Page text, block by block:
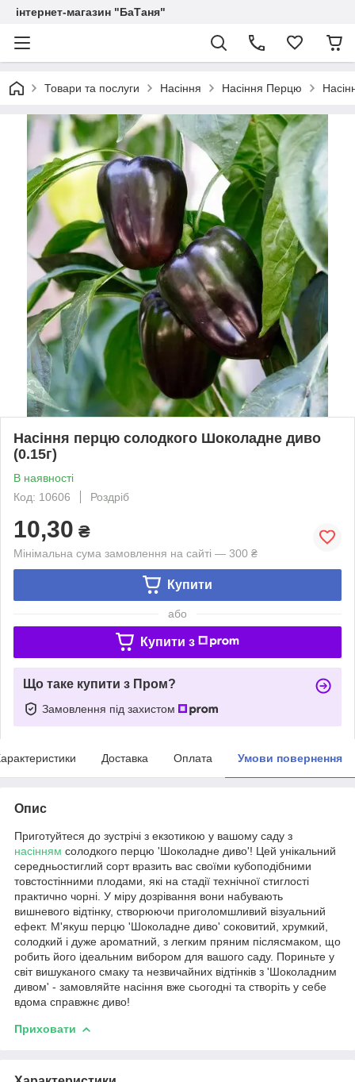
інтернет-магазин "БаТаня"
Товари та послуги Насіння Насіння Перцю
Насіння перцю солодкого Шоколадне диво
(0.15г)
В наявності
Код: 10606
Роздріб
10,30 ₴
Мінімальна сума замовлення на сайті — 300 ₴
Купити
або
Купити з
Що таке купити з Пром?
Замовлення під захистом
Доставка Оплата Умови повернення
Опис
Приготуйтеся до зустрічі з екзотикою у вашому саду з
насінням солодкого перцю 'Шоколадне диво'! Цей унікальний
середньостиглий сорт вразить вас своїми кубоподібними
товстостінними плодами, які на стадії технічної стиглості
практично чорні. У міру дозрівання вони набувають
вишневого відтінку, створюючи приголомшливий візуальний
ефект. М'якуш перцю 'Шоколадне диво' соковитий, хрумкий,
солодкий і дуже ароматний, з легким пряним післясмаком, що
робить його ідеальним вибором для вашого саду. Пориньте у
світ вишуканого смаку та незвичайних відтінків з 'Шоколадним
дивом' - замовляйте насіння вже сьогодні та створіть у себе
вдома справжнє диво!
Приховати